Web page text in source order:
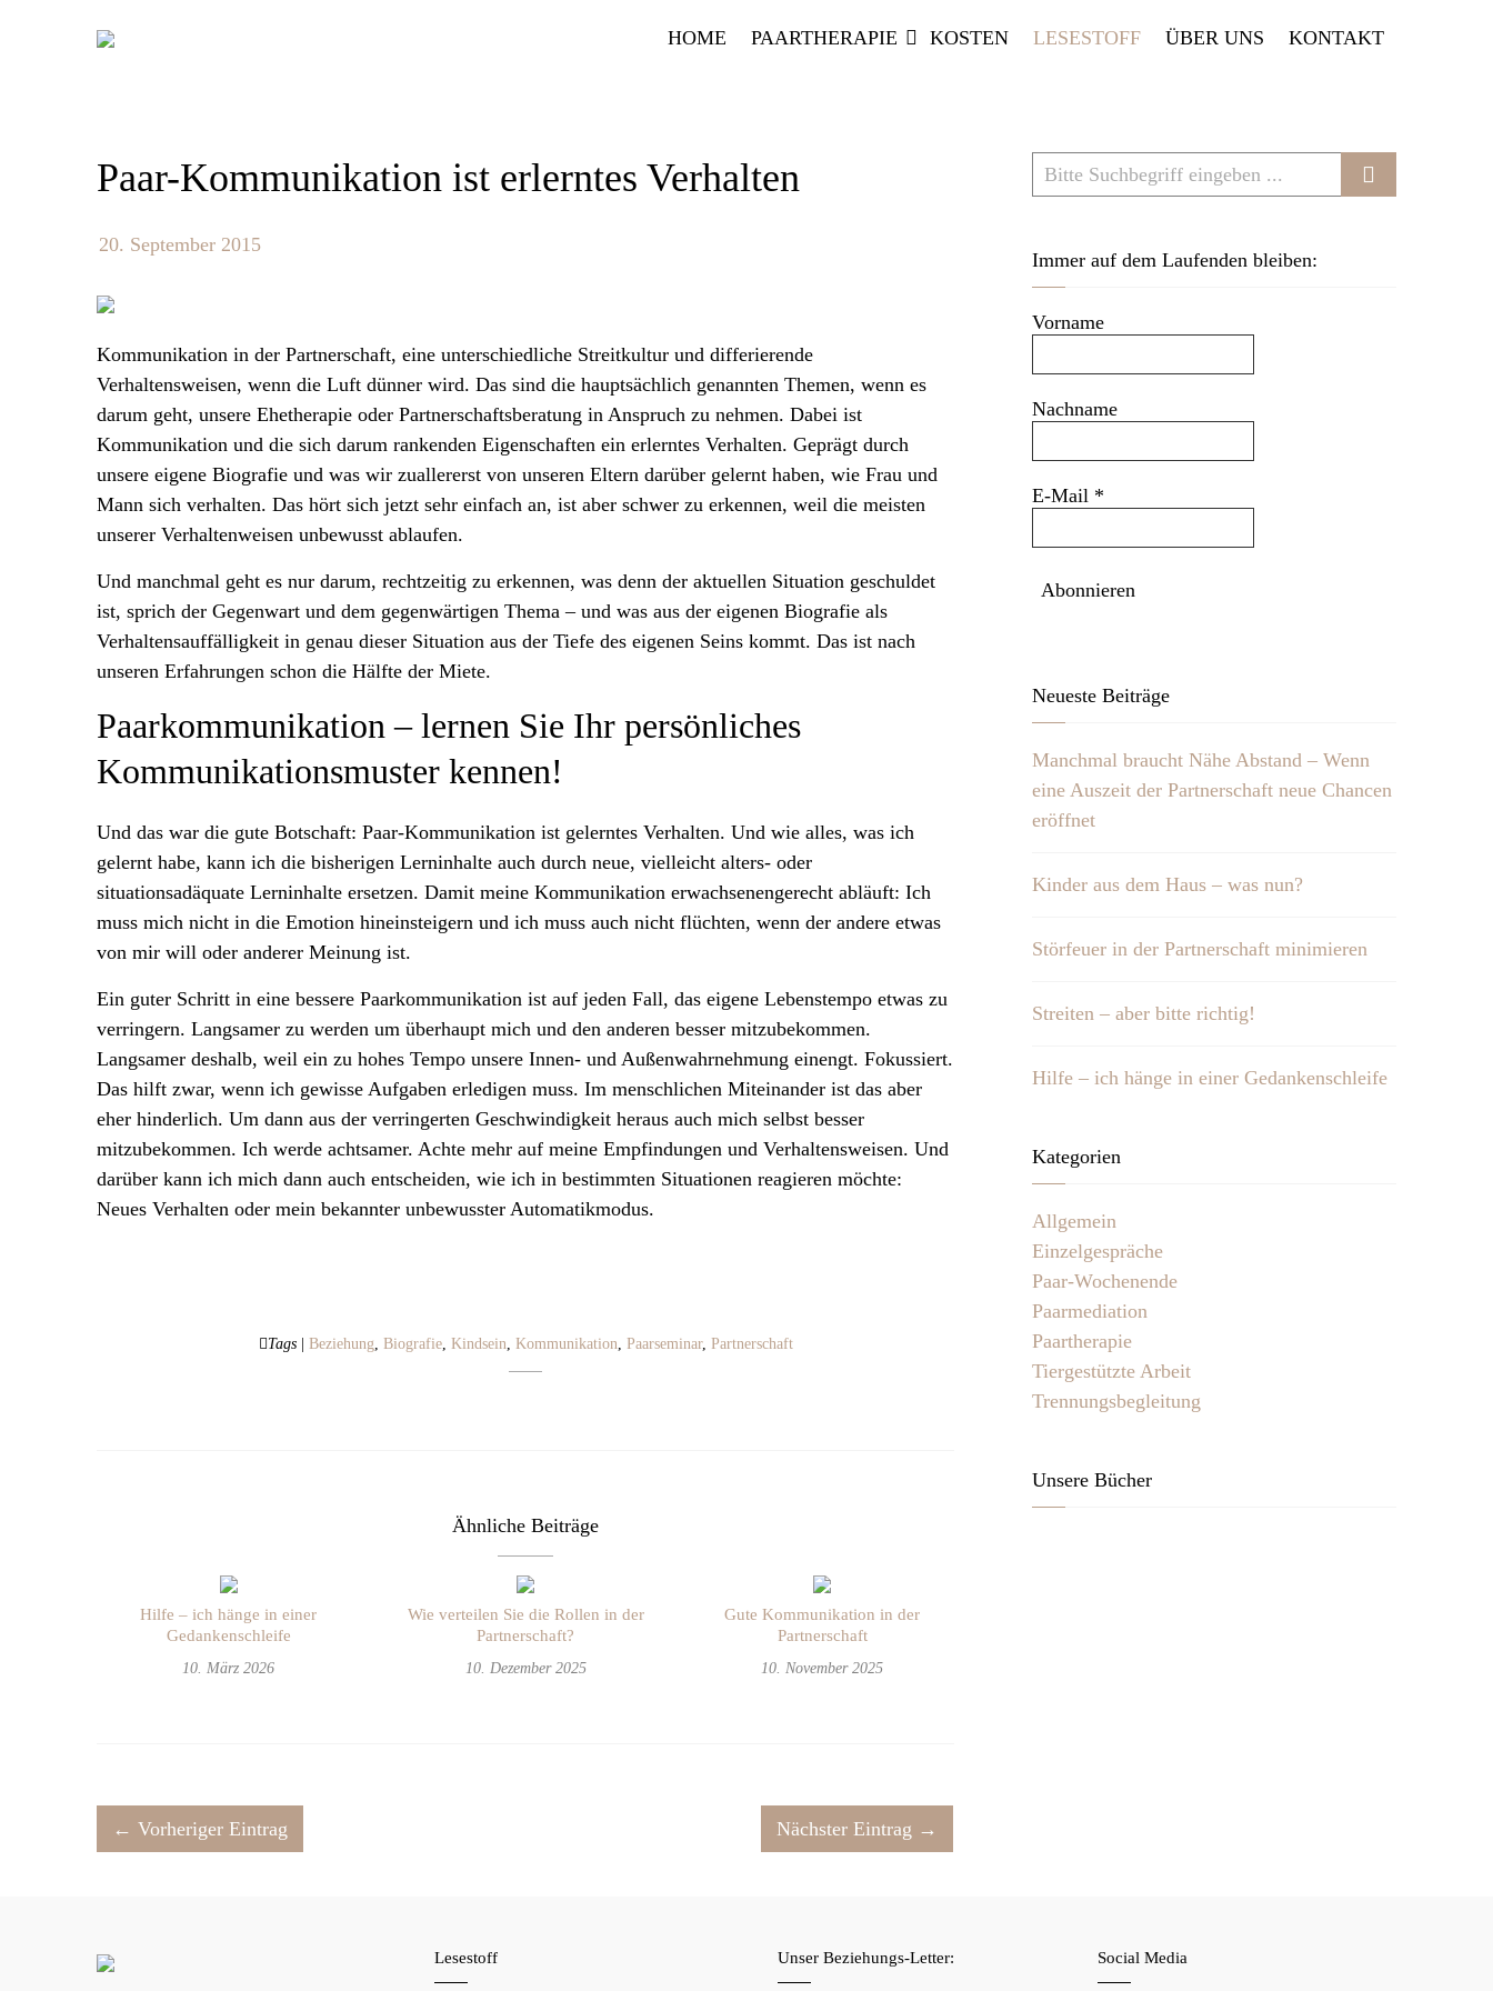
HOME PAARTHERAPIE KOSTEN LESESTOFF ÜBER UNS KONTAKT
Paar-Kommunikation ist erlerntes Verhalten
20. September 2015
Kommunikation in der Partnerschaft, eine unterschiedliche Streitkultur und differierende
Verhaltensweisen, wenn die Luft dünner wird. Das sind die hauptsächlich genannten Themen, wenn es
darum geht, unsere Ehetherapie oder Partnerschaftsberatung in Anspruch zu nehmen. Dabei ist
Kommunikation und die sich darum rankenden Eigenschaften ein erlerntes Verhalten. Geprägt durch
unsere eigene Biografie und was wir zuallererst von unseren Eltern darüber gelernt haben, wie Frau und
Mann sich verhalten. Das hört sich jetzt sehr einfach an, ist aber schwer zu erkennen, weil die meisten
unserer Verhaltenweisen unbewusst ablaufen.
Und manchmal geht es nur darum, rechtzeitig zu erkennen, was denn der aktuellen Situation geschuldet
ist, sprich der Gegenwart und dem gegenwärtigen Thema – und was aus der eigenen Biografie als
Verhaltensauffälligkeit in genau dieser Situation aus der Tiefe des eigenen Seins kommt. Das ist nach
unseren Erfahrungen schon die Hälfte der Miete.
Paarkommunikation – lernen Sie Ihr persönliches
Kommunikationsmuster kennen!
Und das war die gute Botschaft: Paar-Kommunikation ist gelerntes Verhalten. Und wie alles, was ich
gelernt habe, kann ich die bisherigen Lerninhalte auch durch neue, vielleicht alters- oder
situationsadäquate Lerninhalte ersetzen. Damit meine Kommunikation erwachsenengerecht abläuft: Ich
muss mich nicht in die Emotion hineinsteigern und ich muss auch nicht flüchten, wenn der andere etwas
von mir will oder anderer Meinung ist.
Ein guter Schritt in eine bessere Paarkommunikation ist auf jeden Fall, das eigene Lebenstempo etwas zu
verringern. Langsamer zu werden um überhaupt mich und den anderen besser mitzubekommen.
Langsamer deshalb, weil ein zu hohes Tempo unsere Innen- und Außenwahrnehmung einengt. Fokussiert.
Das hilft zwar, wenn ich gewisse Aufgaben erledigen muss. Im menschlichen Miteinander ist das aber
eher hinderlich. Um dann aus der verringerten Geschwindigkeit heraus auch mich selbst besser
mitzubekommen. Ich werde achtsamer. Achte mehr auf meine Empfindungen und Verhaltensweisen. Und
darüber kann ich mich dann auch entscheiden, wie ich in bestimmten Situationen reagieren möchte:
Neues Verhalten oder mein bekannter unbewusster Automatikmodus.
Tags| Beziehung Biografie, Kindsein Kommunikation Paarseminar, Partnerschaft
Ähnliche Beiträge
Hilfe – ich hänge in einer
Gedankenschleife
10. März 2026
Wie verteilen Sie die Rollen in der
Partnerschaft?
10. Dezember 2025
Gute Kommunikation in der
Partnerschaft
10. November 2025
← Vorheriger Eintrag Nächster Eintrag →
Immer auf dem Laufenden bleiben:
Vorname
Nachname
E-Mail *
Neueste Beiträge
Manchmal braucht Nähe Abstand – Wenn
eine Auszeit der Partnerschaft neue Chancen
eröffnet
Kinder aus dem Haus – was nun?
Störfeuer in der Partnerschaft minimieren
Streiten – aber bitte richtig!
Hilfe – ich hänge in einer Gedankenschleife
Kategorien
Allgemein
Einzelgespräche
Paar-Wochenende
Paarmediation
Paartherapie
Tiergestützte Arbeit
Trennungsbegleitung
Unsere Bücher
Lesestoff Unser Beziehungs-Letter: Social Media